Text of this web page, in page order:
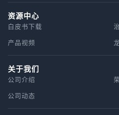
资源中心
白皮书下载
产品视频
关于我们
公司介绍
公司动态